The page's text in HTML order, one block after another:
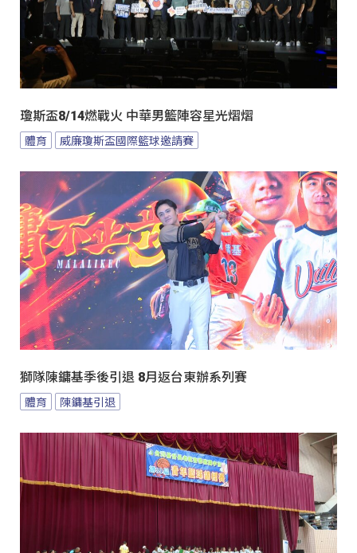
瓊斯盃8/14燃戰火 中華男籃陣容星光熠熠
體育 威廉瓊斯盃國際籃球邀請賽
獅隊陳鏞基季後引退 8月返台東辦系列賽
體育 陳鏞基引退